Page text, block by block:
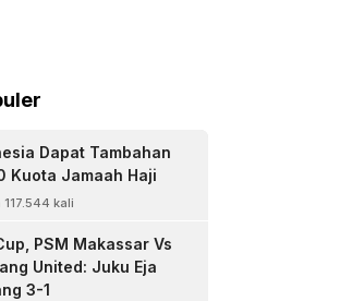
Dapat Tambahan
Kuota Jamaah Haji
kali
PSM Makassar Vs
United: Juku Eja
3-1